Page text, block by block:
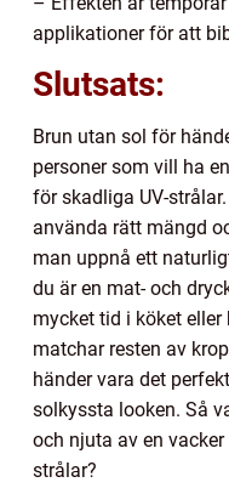
applikationer för att
Slutsats:
Brun utan sol för
personer som vill ha
för skadliga UV-
använda rätt mängd
man uppnå ett
du är en mat- och
mycket tid i köket
matchar resten av
händer vara det
solkyssta looken. Så
och njuta av en
strålar?